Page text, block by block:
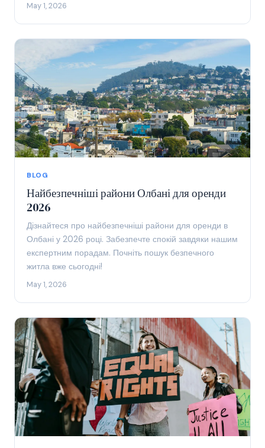
May 1, 2026
BLOG
Найбезпечніші райони Олбані для оренди
2026
Дізнайтеся про найбезпечніші райони для оренди в
Олбані у 2026 році. Забезпечте спокій завдяки нашим
експертним порадам. Почніть пошук безпечного
житла вже сьогодні!
May 1, 2026